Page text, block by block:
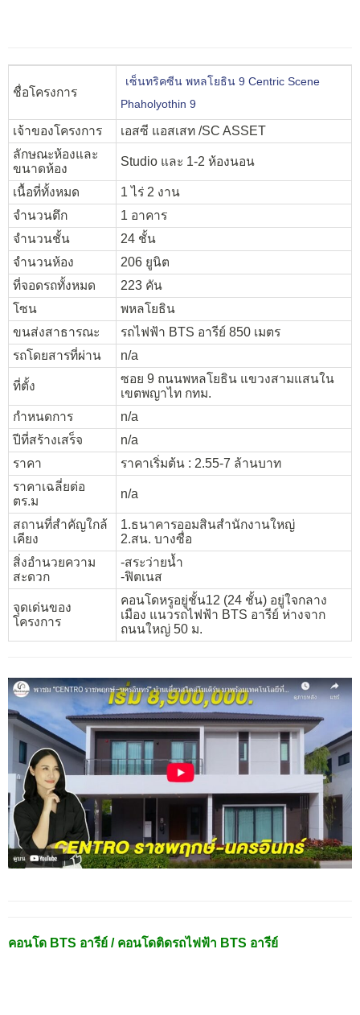
ชื่อโครงการ
เซ็นทริคซีน พหลโยธิน 9 Centric Scene
Phaholyothin 9
เจ้าของโครงการ
เอสซี แอสเสท /SC ASSET
ลักษณะห้องและ
ขนาดห้อง
Studio และ 1-2 ห้องนอน
เนื้อที่ทั้งหมด
1 ไร่ 2 งาน
จำนวนตึก
1 อาคาร
จำนวนชั้น
24 ชั้น
จำนวนห้อง
206 ยูนิต
ที่จอดรถทั้งหมด
223 คัน
โซน
พหลโยธิน
ขนส่งสาธารณะ
รถไฟฟ้า BTS อารีย์ 850 เมตร
รถโดยสารที่ผ่าน
n/a
ที่ตั้ง
ซอย 9 ถนนพหลโยธิน แขวงสามแสนใน
เขตพญาไท กทม.
กำหนดการ
n/a
ปีที่สร้างเสร็จ
n/a
ราคา
ราคาเริ่มต้น : 2.55-7 ล้านบาท
ราคาเฉลี่ยต่อ
ตร.ม
n/a
สถานที่สำคัญใกล้
เคียง
1.ธนาคารออมสินสำนักงานใหญ่
2.สน. บางซื่อ
สิ่งอำนวยความ
สะดวก
-สระว่ายน้ำ
-ฟิตเนส
จุดเด่นของ
โครงการ
คอนโดหรูอยู่ชั้น12 (24 ชั้น) อยู่ใจกลาง
เมือง แนวรถไฟฟ้า BTS อารีย์ ห่างจาก
ถนนใหญ่ 50 ม.
คอนโด BTS อารีย์ / คอนโดติดรถไฟฟ้า BTS อารีย์